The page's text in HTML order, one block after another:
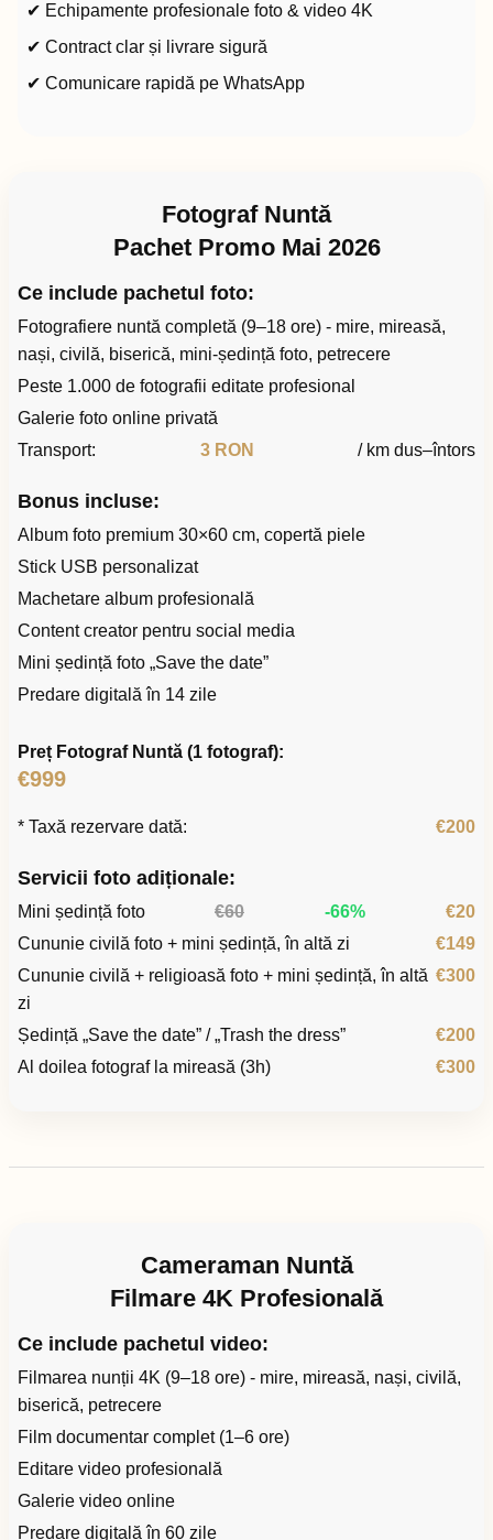
✔ Echipamente profesionale foto & video 4K
✔ Contract clar și livrare sigură
✔ Comunicare rapidă pe WhatsApp
Fotograf Nuntă
Pachet Promo Mai 2026
Ce include pachetul foto:
Fotografiere nuntă completă (9–18 ore) - mire, mireasă,
nași, civilă, biserică, mini-ședință foto, petrecere
Peste 1.000 de fotografii editate profesional
Galerie foto online privată
Transport:
3 RON / km dus–întors
Bonus incluse:
Album foto premium 30×60 cm, copertă piele
Stick USB personalizat
Machetare album profesională
Content creator pentru social media
Mini ședință foto „Save the date”
Predare digitală în 14 zile
Preț Fotograf Nuntă (1 fotograf):
€999
* Taxă rezervare dată: €200
Servicii foto adiționale:
Mini ședință foto €60 -66%
€20
Cununie civilă foto + mini ședință, în altă zi
€149
Cununie civilă + religioasă foto + mini ședință, în altă
zi
€300
Ședință „Save the date” / „Trash the dress”
€200
Al doilea fotograf la mireasă (3h)
€300
Cameraman Nuntă
Filmare 4K Profesională
Ce include pachetul video:
Filmarea nunții 4K (9–18 ore) - mire, mireasă, nași, civilă,
biserică, petrecere
Film documentar complet (1–6 ore)
Editare video profesională
Galerie video online
Predare digitală în 60 zile